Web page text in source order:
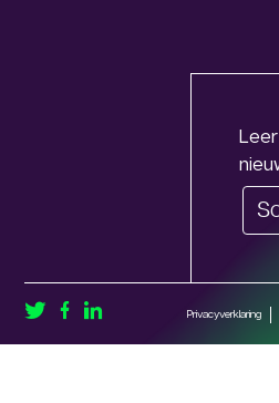
Privacyverklaring